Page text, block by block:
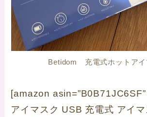
Betidom 充電式ホットアイ
[amazon asin=”B0B71JC6SF”
アイマスク USB 充電式 アイマ